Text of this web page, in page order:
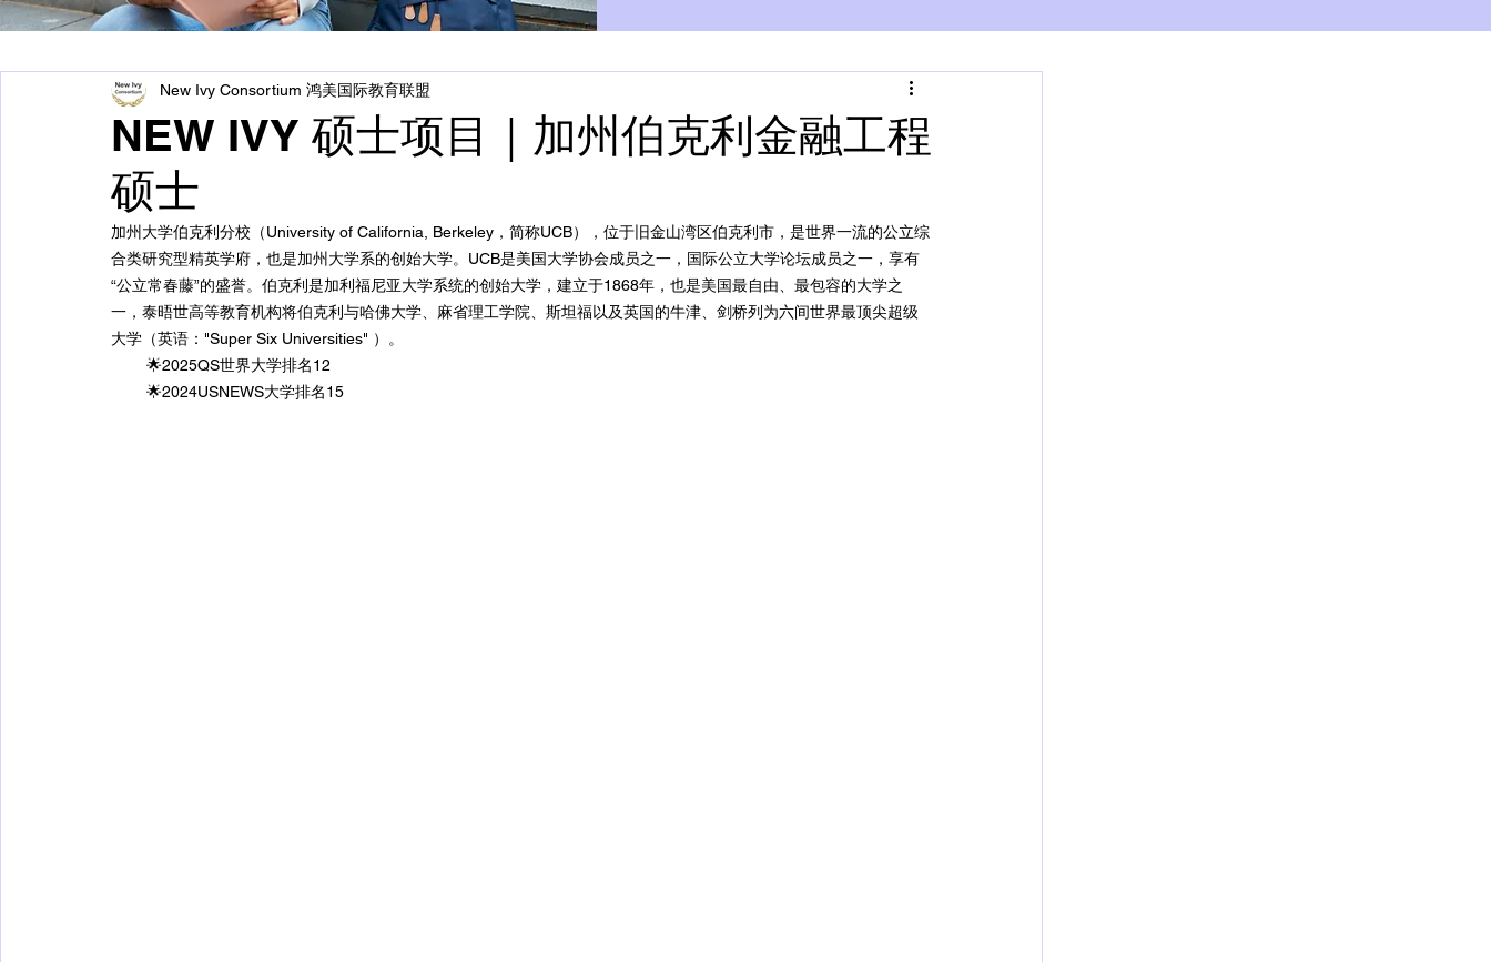
NEW IVY 硕士项目｜加州伯克利金融工程
硕士
New Ivy Consortium 鸿美国际教育联盟
加州大学伯克利分校（University of California, Berkeley，简称UCB），位于旧金山湾区伯克利市，是世界一流的公立综
合类研究型精英学府，也是加州大学系的创始大学。UCB是美国大学协会成员之一，国际公立大学论坛成员之一，享有
“公立常春藤”的盛誉。伯克利是加利福尼亚大学系统的创始大学，建立于1868年，也是美国最自由、最包容的大学之
一，泰晤世高等教育机构将伯克利与哈佛大学、麻省理工学院、斯坦福以及英国的牛津、剑桥列为六间世界最顶尖超级
大学（英语："Super Six Universities" ）。
🌟2025QS世界大学排名12
🌟2024USNEWS大学排名15